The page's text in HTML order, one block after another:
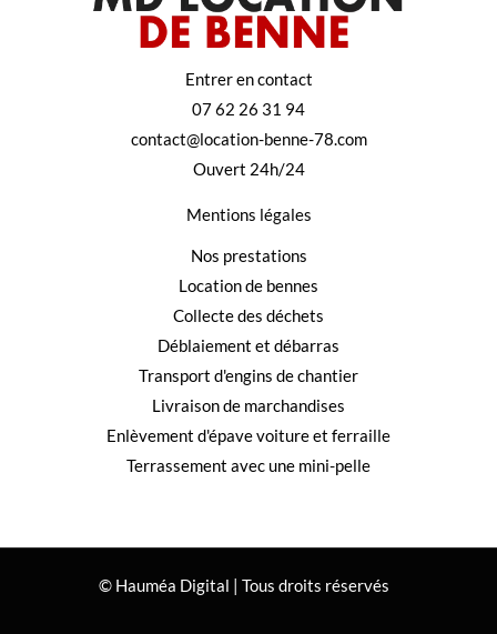
Entrer en contact
07 62 26 31 94
contact@location-benne-78.com
Ouvert 24h/24
Mentions légales
Nos prestations
Location de bennes
Collecte des déchets
Déblaiement et débarras
Transport d'engins de chantier
Livraison de marchandises
Enlèvement d'épave voiture et ferraille
Terrassement avec une mini-pelle
© Hauméa Digital | Tous droits réservés